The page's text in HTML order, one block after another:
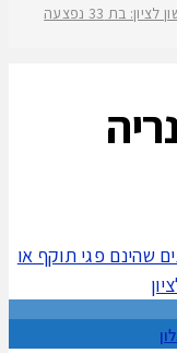
פגיעת רכב בראשון לציון: בת 33 נפצעה